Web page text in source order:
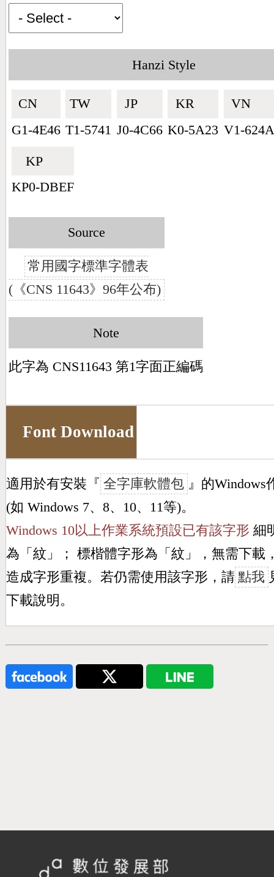
Hanzi Style
CN🇨🇳
G1-4E46
TW🇹🇼
T1-5741
JP🇯🇵
J0-4C66
KR🇰🇷
K0-5A23
VN🇻🇳
V1-624A
KP🇰🇵
KP0-DBEF
Source
常用國字標準字體表
(《CNS 11643》96年公布)
Note
此字為 CNS11643 第1字面正編碼
Font Download
適用於有安裝『 全字庫軟體包 』的Windows
(如 Windows 7、8、10、11等)。
Windows 10以上作業系統預設已有該字形 細
為「 紋」； 標楷體字形為「 紋」，無需下載
造成字形重複。若仍需使用該字形，請 點我
下載說明。